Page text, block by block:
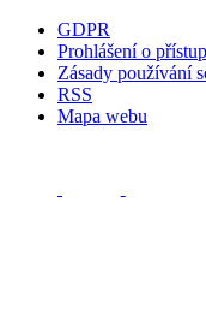
GDPR
Prohlášení o
Zásady používání
RSS
Mapa webu